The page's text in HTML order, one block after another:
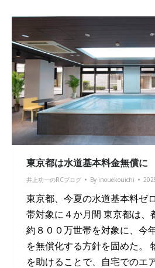
東京都は水道基本料金無償に
井上功一のRCブログ By inouekouichi
東京都、今夏の水道基本料ゼ
帯対象に４か月間 東京都は、
約８００万世帯を対象に、今
を無償化する方針を固めた。
を助けることで、自宅でのエ